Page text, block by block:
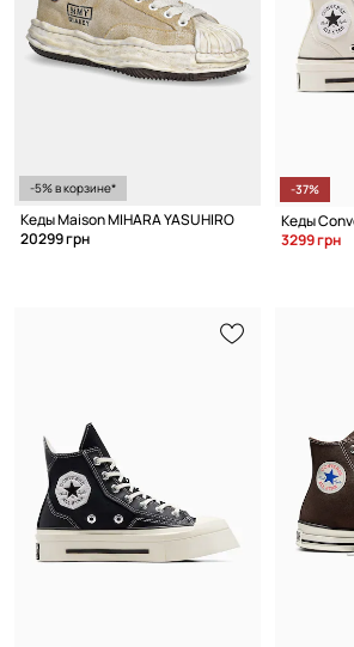
-5% в корзине*
Кеды Maison MIHARA YASUHIRO
20299 грн
-37%
3299 грн